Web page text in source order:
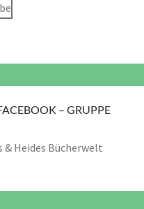
– GRUPPE
& Heides Bücherwelt